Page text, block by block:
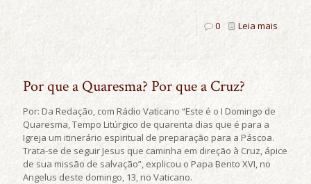
0 Leia mais
Por que a Quaresma? Por que a Cruz?
Por: Da Redação, com Rádio Vaticano “Este é o I Domingo de
Quaresma, Tempo Litúrgico de quarenta dias que é para a
Igreja um itinerário espiritual de preparação para a Páscoa.
Trata-se de seguir Jesus que caminha em direção à Cruz, ápice
de sua missão de salvação”, explicou o Papa Bento XVI, no
Angelus deste domingo, 13, no Vaticano.